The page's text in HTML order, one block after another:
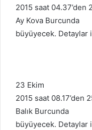
2015 saat 04.37’den
Ay Kova Burcunda
büyüyecek. Detaylar
23 Ekim
2015 saat 08.17’den
Balık Burcunda
büyüyecek. Detaylar